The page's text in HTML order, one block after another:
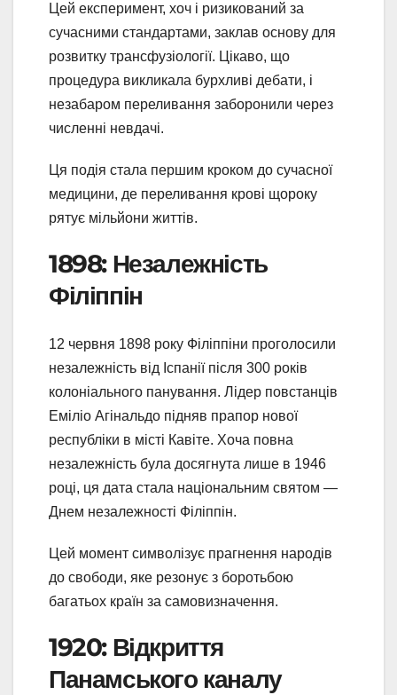
Цей експеримент, хоч і ризикований за
сучасними стандартами, заклав основу для
розвитку трансфузіології. Цікаво, що
процедура викликала бурхливі дебати, і
незабаром переливання заборонили через
численні невдачі.
Ця подія стала першим кроком до сучасної
медицини, де переливання крові щороку
рятує мільйони життів.
1898: Незалежність
Філіппін
12 червня 1898 року Філіппіни проголосили
незалежність від Іспанії після 300 років
колоніального панування. Лідер повстанців
Еміліо Агінальдо підняв прапор нової
республіки в місті Кавіте. Хоча повна
незалежність була досягнута лише в 1946
році, ця дата стала національним святом —
Днем незалежності Філіппін.
Цей момент символізує прагнення народів
до свободи, яке резонує з боротьбою
багатьох країн за самовизначення.
1920: Відкриття
Панамського каналу